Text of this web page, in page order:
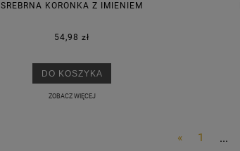
SREBRNA KORONKA Z IMIENIEM
54,98 zł
DO KOSZYKA
ZOBACZ WIĘCEJ
« 1 ...